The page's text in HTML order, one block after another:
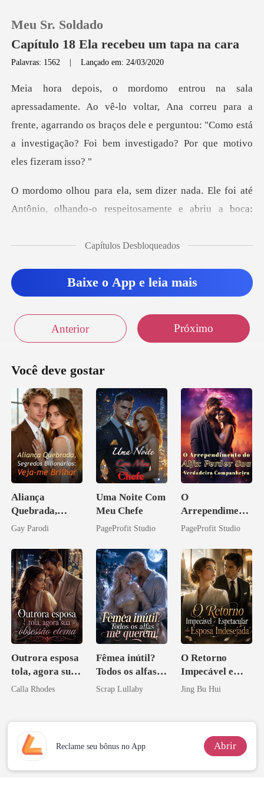
0
Sair
Meu Sr. Soldado
Capítulo 18 Ela recebeu um tapa na cara
Palavras: 1562 |Lançado em: 24/03/2020
, Ana correu para a
frente, agarrando os braços dele e perguntou: "Como es
Ele foi até
Antônio, olhando-o respeitos
Capítulos Desbloqueados
Baixe o App e leia mais
Anterior Próximo
Você deve gostar
Aliança
Quebrada,
Segredos
Veja-me Brilhar
Gay Parodi
Uma Noite Com
Meu Chefe
PageProfit Studio
O
Arrependiment
o do Alfa:
Verdadeira
Companheira
PageProfit Studio
Outrora esposa
tola, agora sua
obsessão eterna
Calla Rhodes
Fêmea inútil?
Todos os alfas
me querem!
Scrap Lullaby
O Retorno
Impecável e
Espetacular da
Jing Bu Hui
Reclame seu bônus no App Abrir